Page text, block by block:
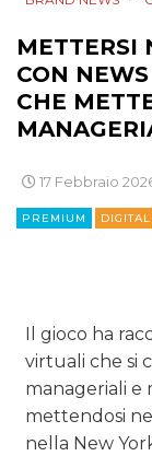
CINEMA
DIGITALE
RADIO / AUDIO
TV
METTERSI
CON
CHE
17 Febbraio
PREMIUM DIGITAL
Il gioco ha
virtuali che si
manageriali e
mettendosi
nella New